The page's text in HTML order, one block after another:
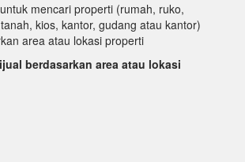
mencari properti (rumah, ruko,
kios, kantor, gudang atau kantor)
area atau lokasi properti
berdasarkan area atau lokasi